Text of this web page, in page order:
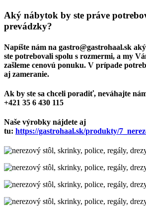
Aký nábytok by ste práve
prevádzky?
Napíšte nám na gastro@gastrohaal.sk
ste potrebovali spolu s rozmermi, a my
zašleme cenovú ponuku. V prípade
aj zameranie.
Ak by ste sa chceli poradiť, neváhajte
+421 35 6 430 115
Naše výrobky nájdete aj
tu: https://gastrohaal.sk/produkty/